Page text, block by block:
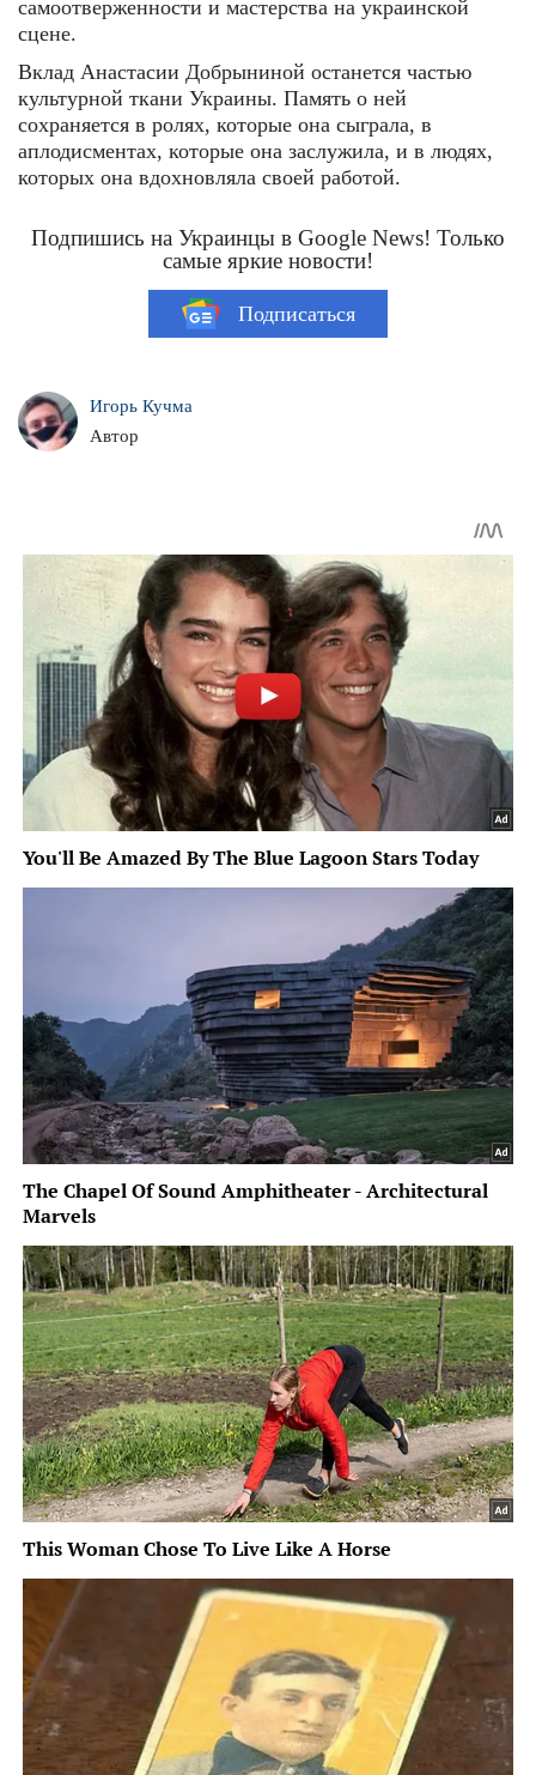
самоотверженности и мастерства на украинской
сцене.
Вклад Анастасии Добрыниной останется частью
культурной ткани Украины. Память о ней
сохраняется в ролях, которые она сыграла, в
аплодисментах, которые она заслужила, и в людях,
которых она вдохновляла своей работой.
Подпишись на Украинцы в Google News! Только
самые яркие новости!
Подписаться
Игорь Кучма
Автор